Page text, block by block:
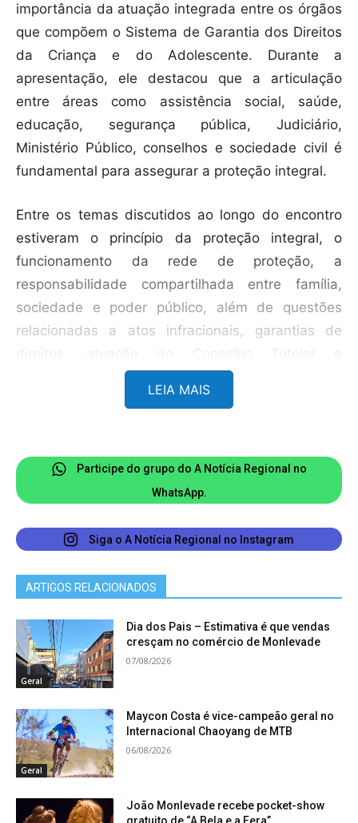
importância da atuação integrada entre os órgãos
que compõem o Sistema de Garantia dos Direitos
da Criança e do Adolescente. Durante a
apresentação, ele destacou que a articulação
entre áreas como assistência social, saúde,
educação, segurança pública, Judiciário,
Ministério Público, conselhos e sociedade civil é
fundamental para assegurar a proteção integral.
Entre os temas discutidos ao longo do encontro
estiveram o princípio da proteção integral, o
funcionamento da rede de proteção, a
responsabilidade compartilhada entre família,
sociedade e poder público, além de questões
relacionadas a atos infracionais, garantias de
fortalecimento de vínculos familiares.
adolescentes no município e teve como objetivo
ampliar a discussão sobre políticas públicas
serviços da rede de proteção.
LEIA MAIS
Participe do grupo do A Notícia Regional no
WhatsApp.
Siga o A Notícia Regional no Instagram
ARTIGOS RELACIONADOS
Geral
Dia dos Pais – Estimativa é que vendas
cresçam no comércio de Monlevade
07/08/2026
Geral
Maycon Costa é vice-campeão geral no
Internacional Chaoyang de MTB
06/08/2026
João Monlevade recebe pocket-show
gratuito de “A Bela e a Fera”